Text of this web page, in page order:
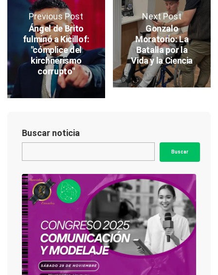
Previous Post
Ángel de Brito
fulminó a Kicillof:
"cómplice del
kirchnerismo
corrupto"
Next Post
Gonzalo
Moratorio: La
Batalla por la
Vida y la Ciencia
Buscar noticia
Buscar